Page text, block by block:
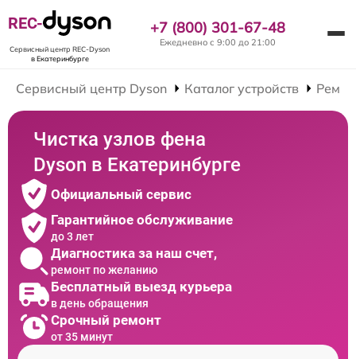
REC-
Сервисный центр REC-Dyson
в Екатеринбурге
+7 (800) 301-67-48
Ежедневно с 9:00 до 21:00
Сервисный центр Dyson Каталог устройств
Чистка узлов фена
Dyson в Екатеринбурге
Официальный сервис
Гарантийное обслуживание
до 3 лет
Диагностика за наш счет,
ремонт по желанию
Бесплатный выезд курьера
в день обращения
Срочный ремонт
от 35 минут